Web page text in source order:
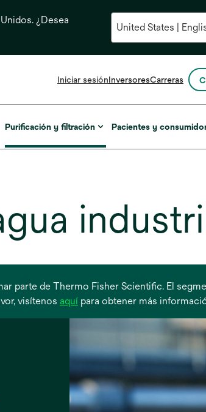
¿Desea
Iniciar sesiónInversoresse
en
pestaña
Carreras
Purificación y filtración Pacientes y
parte de Thermo Fisher Scientific. El
visítenos aquíse
pestaña
nueva
para obtener más